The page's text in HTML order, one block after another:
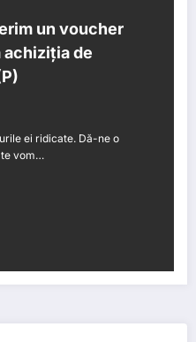
un voucher
achiziția de
ei ridicate. Dă-ne o
te vom…